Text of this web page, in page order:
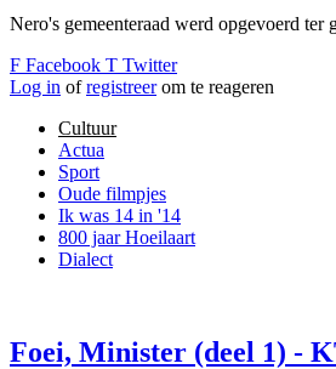
Nero's gemeenteraad werd opgevoerd
F Facebook T Twitter
Log in ofregistreerom te reageren
Cultuur
Actua
Sport
Oude filmpjes
Ik was 14 in '14
800 jaar Hoeilaart
Dialect
Foei, Minister (deel 1) -